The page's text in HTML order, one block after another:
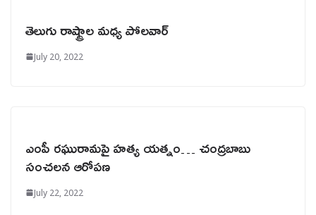
తెలుగు రాష్ట్రాల మధ్య పోలవార్
July 20, 2022
ఎంపీ రఘురామపై హత్య యత్నం… చంద్రబాబు
సంచలన ఆరోపణ
July 22, 2022